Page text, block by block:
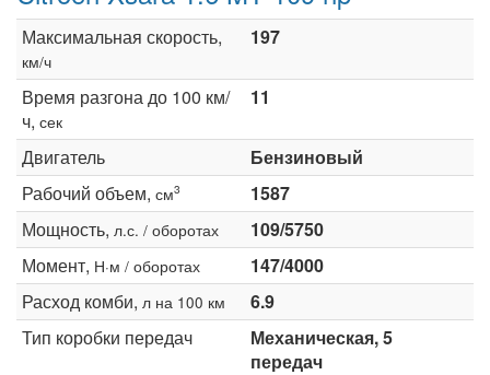
Максимальная скорость,
км/ч
197
Время разгона до 100 км/
ч, сек
11
Двигатель
Бензиновый
Рабочий объем, см3
1587
Мощность, л.с. / оборотах
109/5750
Момент, Н·м / оборотах
147/4000
Расход комби, л на 100 км
6.9
Тип коробки передач
Механическая, 5
передач